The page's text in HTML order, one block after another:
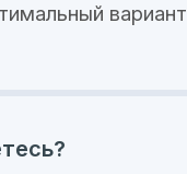
вариант